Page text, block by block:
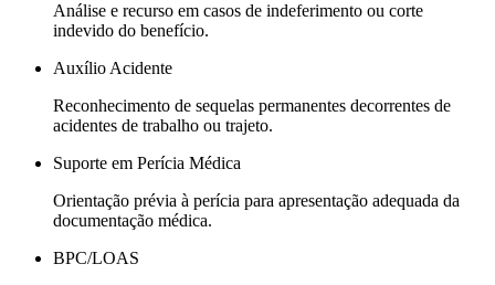
Análise e recurso em casos de indeferimento ou corte
indevido do benefício.
Auxílio Acidente
Reconhecimento de sequelas permanentes decorrentes de
acidentes de trabalho ou trajeto.
Suporte em Perícia Médica
Orientação prévia à perícia para apresentação adequada da
documentação médica.
BPC/LOAS